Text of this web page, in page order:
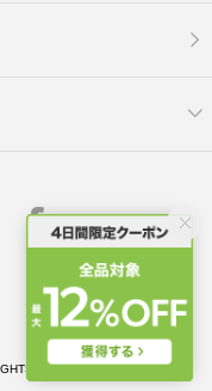
RESERVED.